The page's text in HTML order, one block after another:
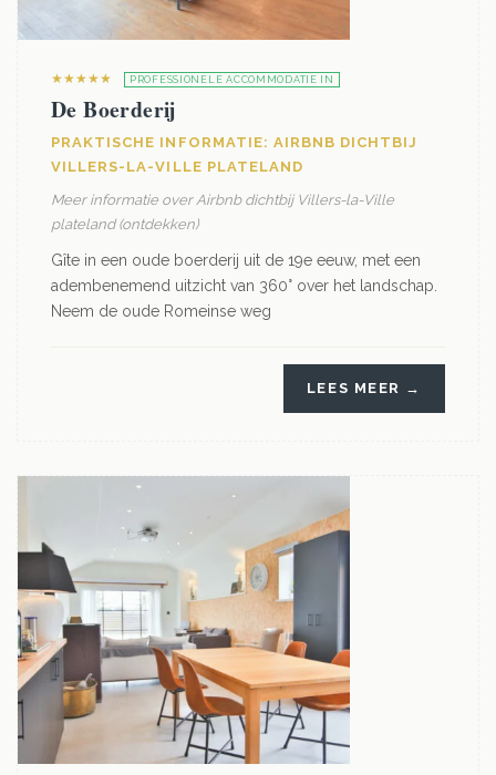
★★★★★ PROFESSIONELE ACCOMMODATIE IN
De Boerderij
PRAKTISCHE INFORMATIE: AIRBNB DICHTBIJ
VILLERS-LA-VILLE PLATELAND
Meer informatie over Airbnb dichtbij Villers-la-Ville
plateland (ontdekken)
Gîte in een oude boerderij uit de 19e eeuw, met een
adembenemend uitzicht van 360° over het landschap.
Neem de oude Romeinse weg
LEES MEER →